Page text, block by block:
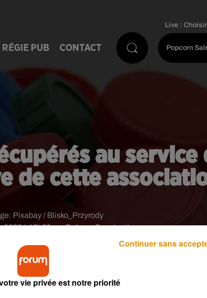
RÉGIE PUB CONTACT
Live :
Popcorn
au service
de cette
2025 à 15h39 par Rubens Constantino
Pixabay / Blisko_Przyrody
vie privée est notre priorité
Continuer sans